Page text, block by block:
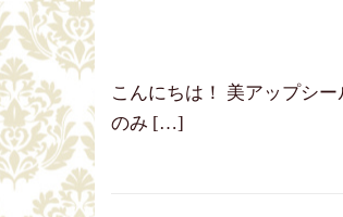
こんにちは！ 美アップシ
のみ […]